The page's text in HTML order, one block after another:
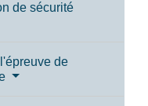
de sécurité
de